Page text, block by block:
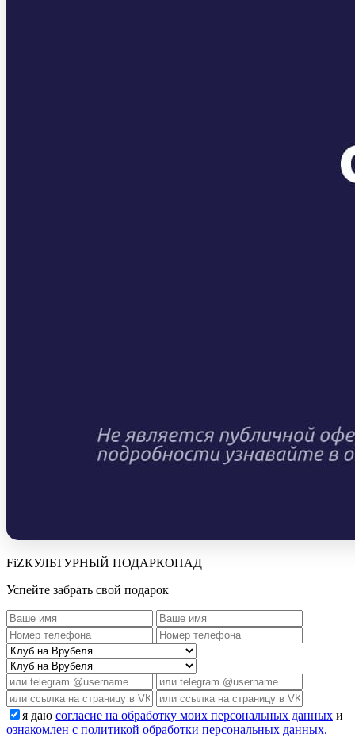
FiZКУЛЬТУРНЫЙ ПОДАРКОПАД
Успейте забрать свой подарок
я даю согласие на обработку моих персональных данных и
ознакомлен с политикой обработки персональных данных.